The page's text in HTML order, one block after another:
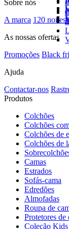
Sobre nós
A marca 120 noites
As nossas ofertas
Promoções Black
Ajuda
Contactar-nos
Produtos
Colchões
Colchões
Colchões de
Colchões de
Camas
Estrados
Sofás-cama
Edredões
Almofadas
Roupa de
Protetores de
Coleção Kids